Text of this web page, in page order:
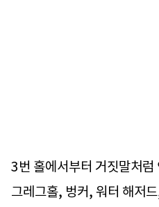
3번 홀에서부터 거짓말처
그레그홀, 벙커, 워터 해저